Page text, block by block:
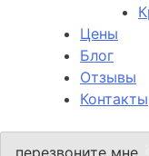
Цены
Блог
Отзывы
Контакты
перезвоните мне